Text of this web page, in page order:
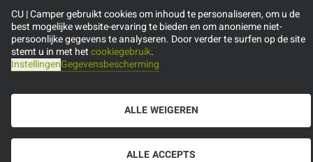
CU | Camper gebruikt cookies om inhoud te personaliseren, om u de
best mogelijke website-ervaring te bieden en om anonieme niet-
persoonlijke gegevens te analyseren. Door verder te surfen op de site
stemt u in met hetcookiegebruik.
InstellingenGegevensbescherming
ALLE WEIGEREN
ALLE ACCEPTS